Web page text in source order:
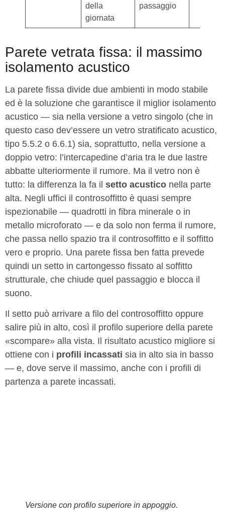
della
giornata
passaggio
Parete vetrata fissa: il massimo
isolamento acustico
La parete fissa divide due ambienti in modo stabile
ed è la soluzione che garantisce il miglior isolamento
acustico — sia nella versione a vetro singolo (che in
questo caso dev’essere un vetro stratificato acustico,
tipo 5.5.2 o 6.6.1) sia, soprattutto, nella versione a
doppio vetro: l’intercapedine d’aria tra le due lastre
abbatte ulteriormente il rumore. Ma il vetro non è
tutto: la differenza la fa il setto acustico nella parte
alta. Negli uffici il controsoffitto è quasi sempre
ispezionabile — quadrotti in fibra minerale o in
metallo microforato — e da solo non ferma il rumore,
che passa nello spazio tra il controsoffitto e il soffitto
vero e proprio. Una parete fissa ben fatta prevede
quindi un setto in cartongesso fissato al soffitto
strutturale, che chiude quel passaggio e blocca il
suono.
Il setto può arrivare a filo del controsoffitto oppure
salire più in alto, così il profilo superiore della parete
«scompare» alla vista. Il risultato acustico migliore si
ottiene con i profili incassati sia in alto sia in basso
— e, dove serve il massimo, anche con i profili di
partenza a parete incassati.
Versione con profilo superiore in appoggio.